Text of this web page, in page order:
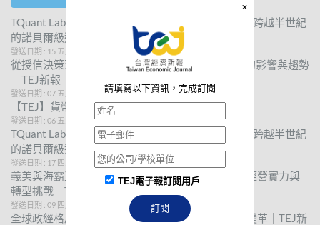
請填寫以下資訊，完成訂閱
TEJ電子報訂閱用戶
訂閱
TQuant Lab 量化投資月報－尤金·法瑪三因子模型：跨越半世紀
的諾貝爾級選股術
發送日期 : 15 五月 2026
從授信決策到自然風險管理，解析ESG對企業實務的影響與趨勢
｜TEJ新報
發送日期 : 07 五月 2026
【TEJ】貨幣觀測與信用評等─179期出刊通知
發送日期 : 06 五月 2026
TQuant Lab 量化投資月報－尤金·法瑪三因子模型：跨越半世紀
的諾貝爾級選股術
發送日期 : 17 四月 2026
義美與海霸王集團解析，揭開兩大神祕食品巨頭的經營實力與
轉型挑戰｜TEJ新報
發送日期 : 09 四月 2026
全球政經格局重組，地緣政治及科技霸權引領產業變革｜TEJ新